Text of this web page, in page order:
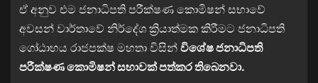
ඒ අනුව එම ජනාධිපති පරීක්ෂණ කොමිෂන් සභාවේ
අවසන් වාර්තාවේ නිර්දේශ ක්‍රියාත්මක කිරීමට ජනාධිපති
ගෝඨාභය රාජපක්ෂ මහතා විසින්විශේෂ ජනාධිපති
පරීක්ෂණ කොමිෂන් සභාවක් පත්කර තිබෙනවා.